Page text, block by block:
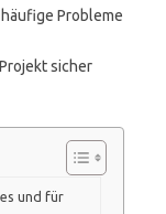
Probleme
sicher
und für